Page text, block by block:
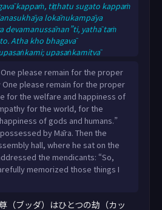
kappaṁ, tiṭṭhatu sugato kappaṁ
lokānukampāya
devamanussānan”ti, yathā taṁ
Atha kho bhagavā
upasaṅkamitvā
bhikkhave, ye te mayā dhammā
uggahetvā āsevitabbā
yathayidaṁ brahmacariyaṁ
tadassa bahujanahitā
please remain for the proper
One please remain for the proper
for the welfare and happiness of
for the world, for the
of gods and humans.”
by Māra. Then the
hall, where he sat on the
the mendicants: “So,
memorized those things I
（ブッダ）はひとつの劫（カッ